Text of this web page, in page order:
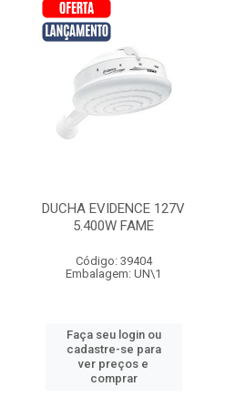
DUCHA EVIDENCE 127V
5.400W FAME
Código: 39404
Embalagem: UN\1
Faça seu login ou
cadastre-se para
ver preços e
comprar